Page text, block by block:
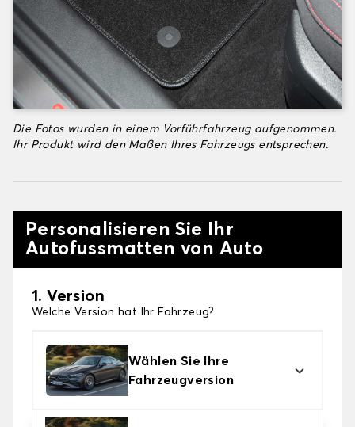
Die Fotos wurden in einem Vorführfahrzeug aufgenommen.
Ihr Produkt wird den Maßen Ihres Fahrzeugs entsprechen.
Personalisieren Sie Ihr
Autofussmatten von Auto
1. Version
Welche Version hat Ihr Fahrzeug?
Wählen Sie Ihre
Fahrzeugversion